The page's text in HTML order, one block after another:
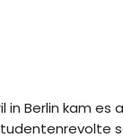
Berlin kam